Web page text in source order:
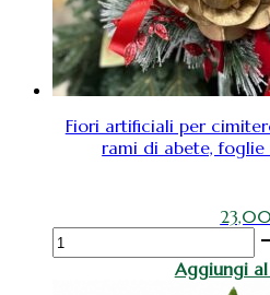
Fiori artificiali per
rami di abete,
Fiori
artificiali
Aggiungi